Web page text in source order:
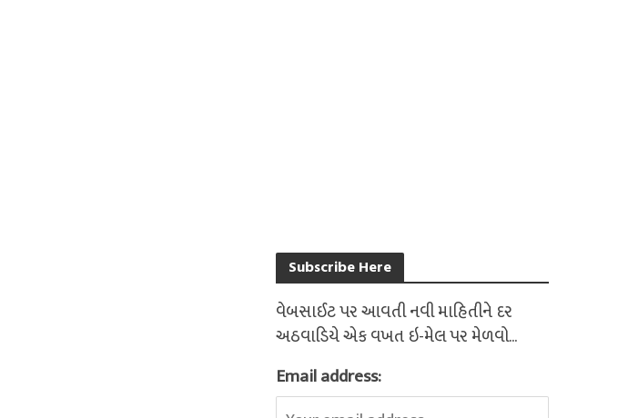
Subscribe Here
વેબસાઈટ પર આવતી નવી માહિતીને દર
અઠવાડિયે એક વખત ઇ-મેલ પર મેળવો...
Email address: